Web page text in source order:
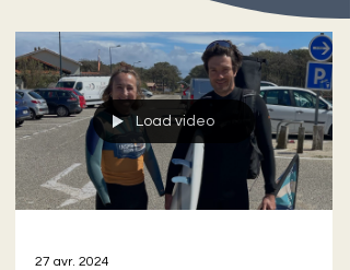
Load video
27 avr. 2024